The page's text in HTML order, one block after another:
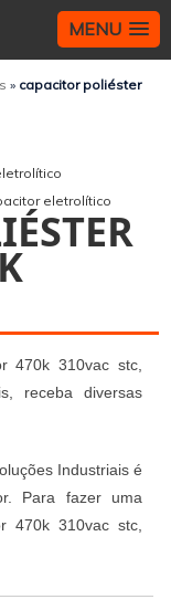
MENU
» capacitor poliéster
eletrolítico
470k 310vac stc,
receba diversas
Industriais é
Para fazer uma
470k 310vac stc,